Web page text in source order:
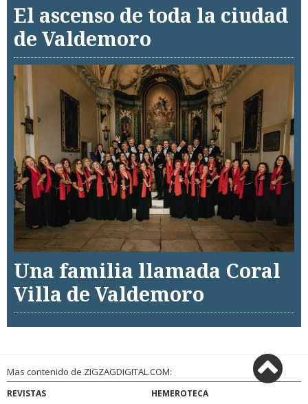
El ascenso de toda la ciudad
de Valdemoro
Una familia llamada Coral
Villa de Valdemoro
Mas contenido de ZIGZAGDIGITAL.COM:
REVISTAS
HEMEROTECA